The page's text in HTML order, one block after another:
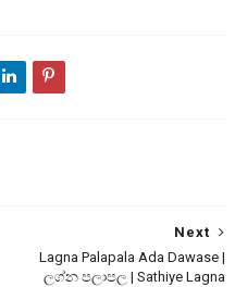
Next
Lagna Palapala Ada Dawase |
ලග්න පලාපල | Sathiye Lagna